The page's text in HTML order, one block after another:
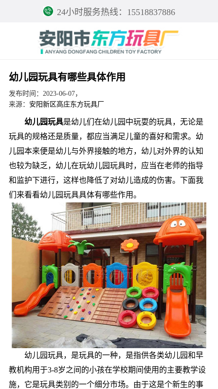
24小时服务热线：15518837886
幼儿园玩具有哪些具体作用
发布时间：2023-06-07，
来源： 安阳新区高庄东方玩具厂
幼儿园玩具是幼儿们在幼儿园中玩耍的玩具，无论是
玩具的规格还是质量，都应当满足儿童的喜好和需求。幼
儿园本来便是幼儿与外界接触的地方，幼儿对外界的认知
也较为缺乏，幼儿在玩幼儿园玩具时，应当在老师的指导
和监护下进行，这样也降低了对幼儿造成的伤害。下面我
们来看看幼儿园玩具具体有哪些作用。
幼儿园玩具，是玩具的一种，是指供各类幼儿园和早
教机构用于3-8岁之间的小孩在学校期间使用的主要教学设
施，它是玩具类别的一个细分市场。由于这是个新生的事